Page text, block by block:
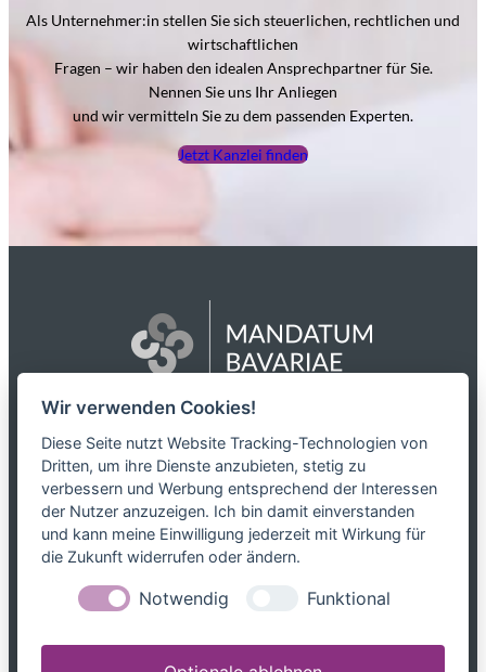
Als Unternehmer:in stellen Sie sich steuerlichen, rechtlichen und
wirtschaftlichen
Fragen – wir haben den idealen Ansprechpartner für Sie.
Nennen Sie uns Ihr Anliegen
und wir vermitteln Sie zu dem passenden Experten.
Jetzt Kanzlei finden
Das Netzwerk
Partnerkanzleien
Karriere
Kontakt
Leistungen
Downloads
Wir verwenden Cookies!
Diese Seite nutzt Website Tracking-Technologien von
Dritten, um ihre Dienste anzubieten, stetig zu
verbessern und Werbung entsprechend der Interessen
der Nutzer anzuzeigen. Ich bin damit einverstanden
und kann meine Einwilligung jederzeit mit Wirkung für
die Zukunft widerrufen oder ändern.
Notwendig Funktional